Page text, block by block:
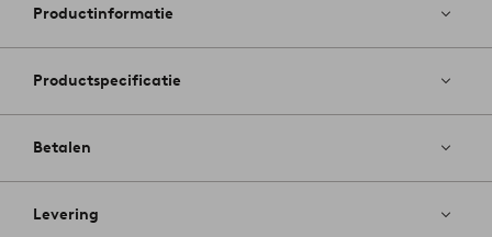
Productinformatie
Productspecificatie
Betalen
Levering